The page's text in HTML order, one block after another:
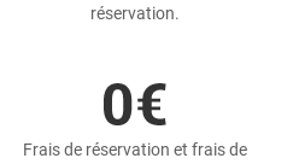
réservation.
Frais de réservation et frais de